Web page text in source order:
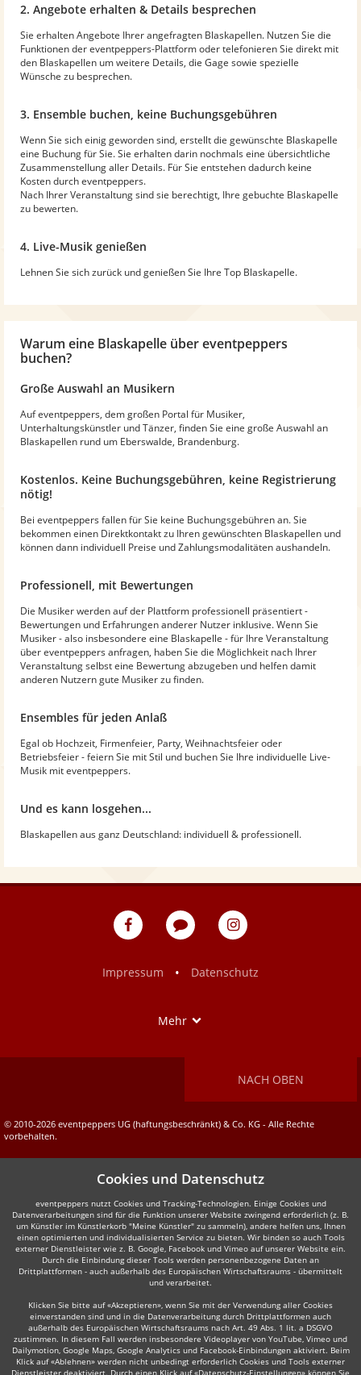
2. Angebote erhalten & Details besprechen
Sie erhalten Angebote Ihrer angefragten Blaskapellen. Nutzen Sie die
Funktionen der eventpeppers-Plattform oder telefonieren Sie direkt mit
den Blaskapellen um weitere Details, die Gage sowie spezielle
Wünsche zu besprechen.
3. Ensemble buchen, keine Buchungsgebühren
Wenn Sie sich einig geworden sind, erstellt die gewünschte Blaskapelle
eine Buchung für Sie. Sie erhalten darin nochmals eine übersichtliche
Zusammenstellung aller Details. Für Sie entstehen dadurch keine
Kosten durch eventpeppers.
Nach Ihrer Veranstaltung sind sie berechtigt, Ihre gebuchte Blaskapelle
zu bewerten.
4. Live-Musik genießen
Lehnen Sie sich zurück und genießen Sie Ihre Top Blaskapelle.
Warum eine Blaskapelle über eventpeppers
buchen?
Große Auswahl an Musikern
Auf eventpeppers, dem großen Portal für Musiker,
Unterhaltungskünstler und Tänzer, finden Sie eine große Auswahl an
Blaskapellen rund um Eberswalde, Brandenburg.
Kostenlos. Keine Buchungsgebühren, keine Registrierung
nötig!
Bei eventpeppers fallen für Sie keine Buchungsgebühren an. Sie
bekommen einen Direktkontakt zu Ihren gewünschten Blaskapellen und
können dann individuell Preise und Zahlungsmodalitäten aushandeln.
Professionell, mit Bewertungen
Die Musiker werden auf der Plattform professionell präsentiert -
Bewertungen und Erfahrungen anderer Nutzer inklusive. Wenn Sie
Musiker - also insbesondere eine Blaskapelle - für Ihre Veranstaltung
über eventpeppers anfragen, haben Sie die Möglichkeit nach Ihrer
Veranstaltung selbst eine Bewertung abzugeben und helfen damit
anderen Nutzern gute Musiker zu finden.
Ensembles für jeden Anlaß
Egal ob Hochzeit, Firmenfeier, Party, Weihnachtsfeier oder
Betriebsfeier - feiern Sie mit Stil und buchen Sie Ihre individuelle Live-
Musik mit eventpeppers.
Und es kann losgehen...
Blaskapellen aus ganz Deutschland: individuell & professionell.
eventpeppers
Blog
eventpeppers
Impressum
• Datenschutz
Mehr
NACH OBEN
© 2010-2026 eventpeppers UG (haftungsbeschränkt) & Co. KG - Alle Rechte
vorbehalten.
Cookies und Datenschutz
eventpeppers nutzt Cookies und Tracking-Technologien. Einige Cookies und
Datenverarbeitungen sind für die Funktion unserer Website zwingend erforderlich (z. B.
um Künstler im Künstlerkorb "Meine Künstler" zu sammeln), andere helfen uns, Ihnen
einen optimierten und individualisierten Service zu bieten. Wir binden so auch Tools
externer Dienstleister wie z. B. Google, Facebook und Vimeo auf unserer Website ein.
Durch die Einbindung dieser Tools werden personenbezogene Daten an
Drittplattformen - auch außerhalb des Europäischen Wirtschaftsraums - übermittelt
und verarbeitet.
Klicken Sie bitte auf «Akzeptieren», wenn Sie mit der Verwendung aller Cookies
einverstanden sind und in die Datenverarbeitung durch Drittplattformen auch
außerhalb des Europäischen Wirtschaftsraums nach Art. 49 Abs. 1 lit. a DSGVO
zustimmen. In diesem Fall werden insbesondere Videoplayer von YouTube, Vimeo und
Dailymotion, Google Maps, Google Analytics und Facebook-Einbindungen aktiviert. Beim
Klick auf «Ablehnen» werden nicht unbedingt erforderlich Cookies und Tools externer
Dienstleister deaktiviert. Durch einen Klick auf «Datenschutz-Einstellungen» können Sie